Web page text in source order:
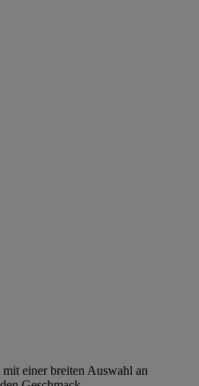
mit einer breiten Auswahl an